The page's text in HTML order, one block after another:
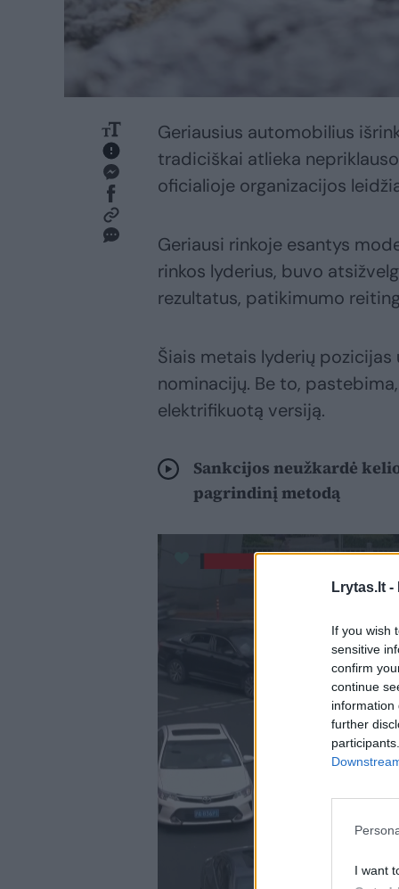
Lrytas.lt -
If you wish
sensitive
confirm
continue
information
further
I want
Geriausius automobilius
tradiciškai atlieka
oficialioje organizacijos
Geriausi rinkoje esantys
rinkos lyderius, buvo
rezultatus, patikimumo
Šiais metais lyderių pozicijas
nominacijų. Be to,
elektrifikuotą versiją.
Sankcijos neužkardė
pagrindinį metodą